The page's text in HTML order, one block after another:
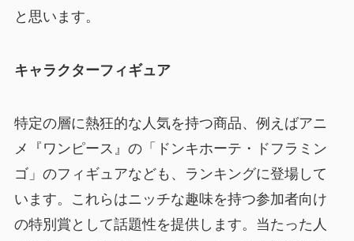
と思います。
キャラクターフィギュア
特定の層に熱狂的な人気を持つ商品、例えばアニ
メ『ワンピース』の「ドンキホーテ・ドフラミン
ゴ」のフィギュアなども、ランキングに登場して
います。これらはニッチな趣味を持つ参加者向け
の特別賞として話題性を提供します。当たった人